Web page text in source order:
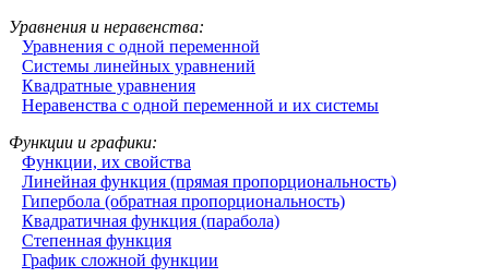
Уравнения и неравенства:
Уравнения с одной переменной
Системы линейных уравнений
Квадратные уравнения
Неравенства с одной переменной и их системы
Функции и графики:
Функции, их свойства
Линейная функция (прямая пропорциональность)
Гипербола (обратная пропорциональность)
Квадратичная функция (парабола)
Степенная функция
График сложной функции